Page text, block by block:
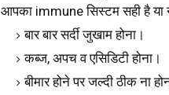
आपका immune सिस्टम सही है या
बार बार सर्दी जुखाम होना।
कब्ज, अपच व एसिडिटी होना।
बीमार होने पर जल्दी ठीक ना